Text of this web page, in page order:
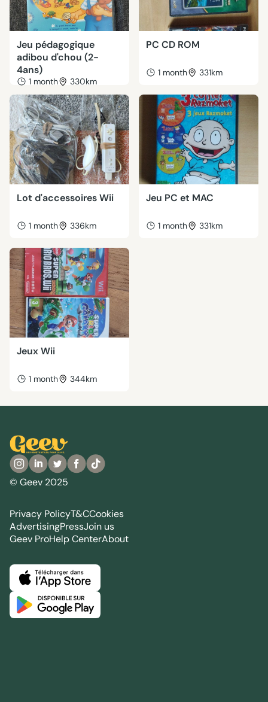
Jeu pédagogique
adibou d'chou (2-
4ans)
1 month 330km
PC CD ROM
1 month 331km
Lot d'accessoires Wii
1 month 336km
Jeu PC et MAC
1 month 331km
Jeux Wii
1 month 344km
© Geev 2025
Privacy PolicyT&CCookies
AdvertisingPressJoin us
Geev ProHelp CenterAbout